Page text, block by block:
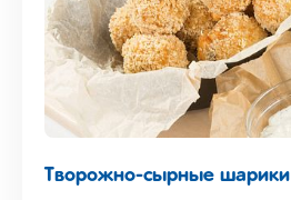
Творожно-сырные шарики